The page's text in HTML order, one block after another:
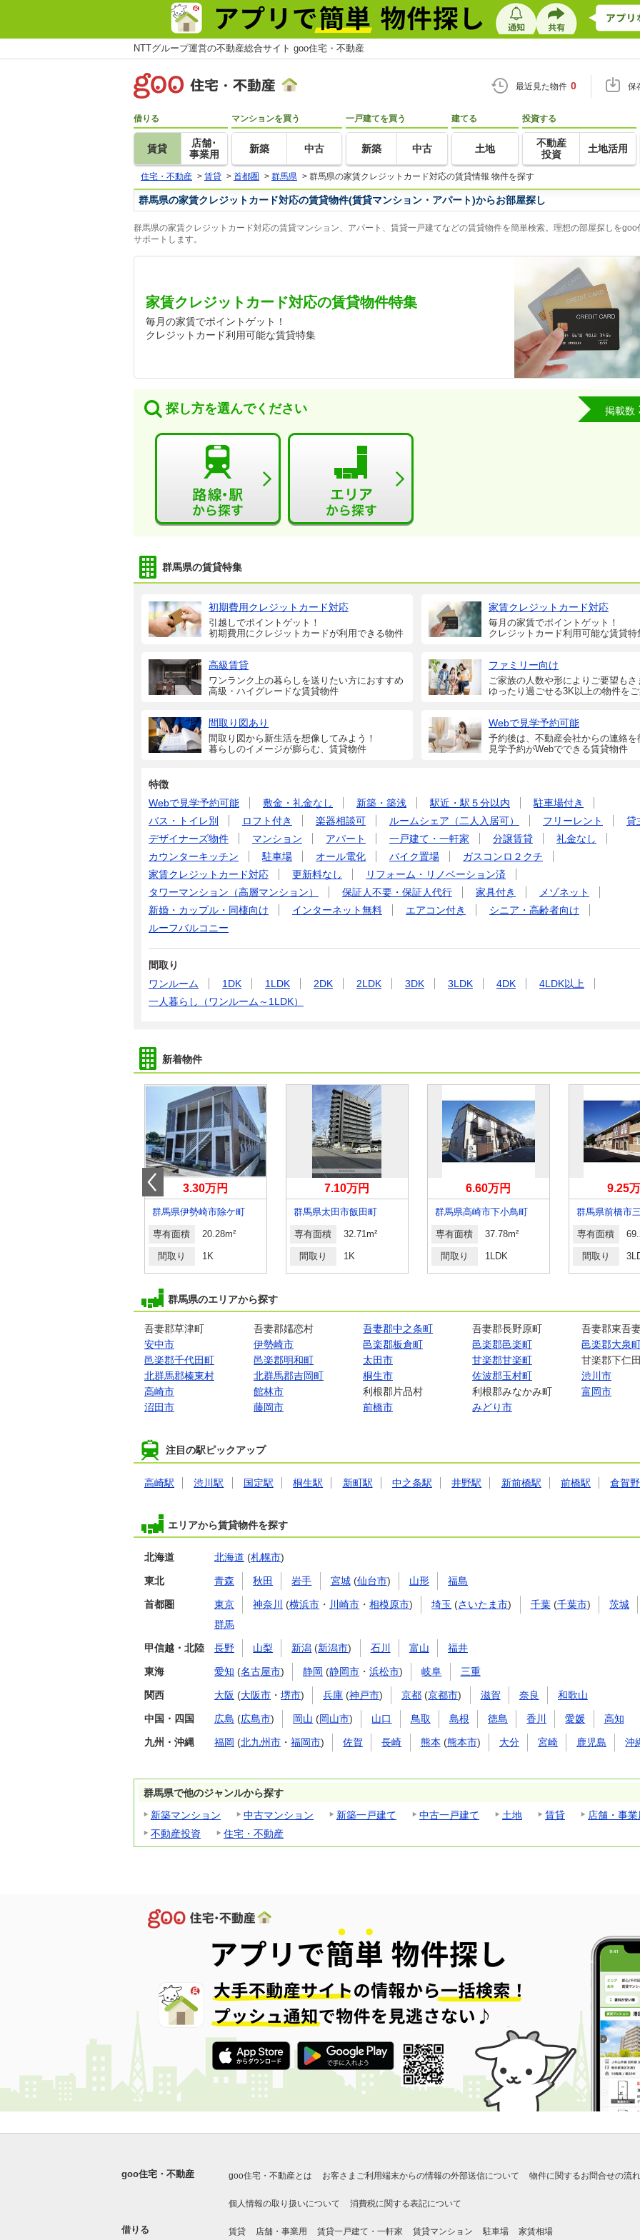
NTTグループ運営の不動産総合サイト goo住宅・不動産
最近見た物件 0 保
借りる
賃貸
店舗･
事業用
マンションを買う
新築 中古
一戸建てを買う
新築 中古
建てる
土地
投資する
不動産
投資
土地活用
住宅・不動産 > 賃貸 > 首都圏 > 群馬県 > 群馬県の家賃クレジットカード対応の賃貸情報 物件を探す
群馬県の家賃クレジットカード対応の賃貸物件(賃貸マンション・アパート)からお部屋探し
群馬県の家賃クレジットカード対応の賃貸マンション、アパート、賃貸一戸建てなどの賃貸物件を簡単検索。理想の部屋探しをgoo
サポートします。
家賃クレジットカード対応の賃貸物件特集
毎月の家賃でポイントゲット！
クレジットカード利用可能な賃貸特集
探し方を選んでください 掲載数
群馬県の賃貸特集
初期費用クレジットカード対応
引越しでポイントゲット！
初期費用にクレジットカードが利用できる物件
家賃クレジットカード対応
毎月の家賃でポイントゲット！
クレジットカード利用可能な賃貸特
高級賃貸
ワンランク上の暮らしを送りたい方におすすめ
高級・ハイグレードな賃貸物件
ファミリー向け
ご家族の人数や形によりご要望もさ
ゆったり過ごせる3K以上の物件をご
間取り図あり
間取り図から新生活を想像してみよう！
暮らしのイメージが膨らむ、賃貸物件
Webで見学予約可能
予約後は、不動産会社からの連絡を
見学予約がWebでできる賃貸物件
特徴
Webで見学予約可能
敷金・礼金なし 新築・築浅 駅近・駅５分以内
駐車場付き
バス・トイレ別
ロフト付き 楽器相談可 ルームシェア（二人入居可） フリーレント
貸
デザイナーズ物件
マンション アパート 一戸建て・一軒家 分譲賃貸
礼金なし
カウンターキッチン
駐車場 オール電化 バイク置場
ガスコンロ２クチ
家賃クレジットカード対応
更新料なし
リフォーム・リノベーション済
タワーマンション（高層マンション）
保証人不要・保証人代行 家具付き
メゾネット
新婚・カップル・同棲向け
インターネット無料 エアコン付き
シニア・高齢者向け
ルーフバルコニー
間取り
ワンルーム
1DK 1LDK 2DK 2LDK 3DK 3LDK 4DK
4LDK以上
一人暮らし（ワンルーム～1LDK）
新着物件
3.30万円
群馬県伊勢崎市除ケ町
専有面積 20.28m²
間取り 1K
7.10万円
群馬県太田市飯田町
専有面積 32.71m²
間取り 1K
6.60万円
群馬県高崎市下小鳥町
専有面積 37.78m²
間取り 1LDK
9.25
専有面積
間取り
群馬県のエリアから探す
吾妻郡草津町 吾妻郡嬬恋村 吾妻郡中之条町 吾妻郡長野原町
吾妻郡東吾
安中市
伊勢崎市 邑楽郡板倉町 邑楽郡邑楽町
邑楽郡大泉
邑楽郡千代田町
邑楽郡明和町 太田市 甘楽郡甘楽町
甘楽郡下仁
北群馬郡榛東村
北群馬郡吉岡町 桐生市 佐波郡玉村町
渋川市
高崎市
館林市 利根郡片品村 利根郡みなかみ町
富岡市
沼田市
藤岡市 前橋市 みどり市
注目の駅ピックアップ
高崎駅 渋川駅 国定駅 桐生駅 新町駅 中之条駅 井野駅 新前橋駅 前橋駅 倉賀
エリアから賃貸物件を探す
北海道 北海道 (札幌市)
東北 青森 秋田 岩手 宮城(仙台市) 山形 福島
首都圏 東京 神奈川 (横浜市 ・ 川崎市 ・相模原市) 埼玉 (さいたま市) 千葉(千葉市) 茨城
群馬
甲信越・北陸 長野 山梨 新潟 (新潟市) 石川 富山 福井
東海 愛知 (名古屋市) 静岡 (静岡市 ・浜松市) 岐阜 三重
関西 大阪 (大阪市 ・ 堺市) 兵庫 (神戸市) 京都 (京都市) 滋賀 奈良 和歌山
中国・四国 広島 (広島市) 岡山 (岡山市) 山口 鳥取 島根 徳島 香川 愛媛 高知
九州・沖縄 福岡 (北九州市 ・ 福岡市) 佐賀 長崎 熊本 (熊本市) 大分 宮崎 鹿児島 沖
群馬県で他のジャンルから探す
新築マンション
中古マンション 新築一戸建て 中古一戸建て 土地 賃貸
店舗・事業
不動産投資
住宅・不動産
goo住宅・不動産 goo住宅・不動産とは お客さまご利用端末からの情報の外部送信について 物件に関するお問合せの流れ
個人情報の取り扱いについて 消費税に関する表記について
借りる 賃貸 店舗・事業用 賃貸一戸建て・一軒家 賃貸マンション 駐車場 家賃相場